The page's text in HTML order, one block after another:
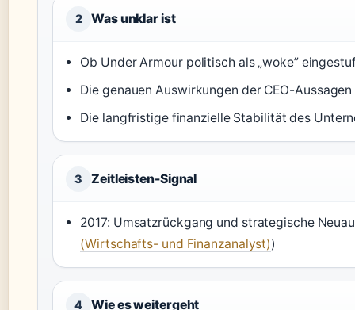
2 Was unklar ist
Ob Under Armour politisch als „woke”
Die genauen Auswirkungen der CEO-
Die langfristige finanzielle Stabilität des
3 Zeitleisten-Signal
2017: Umsatzrückgang und strategische
(Wirtschafts- und Finanzanalyst))
4 Wie es weitergeht